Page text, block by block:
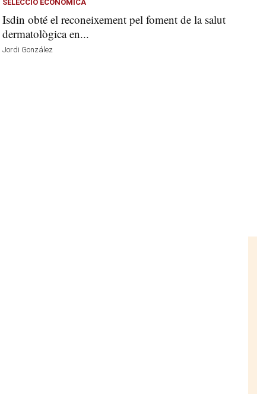
SELECCIÓ ECONÒMICA
Isdin obté el reconeixement pel foment de la salut
dermatològica en...
Jordi González